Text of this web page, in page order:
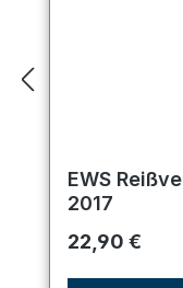
EWS
2017
Regulärer
22,90 €